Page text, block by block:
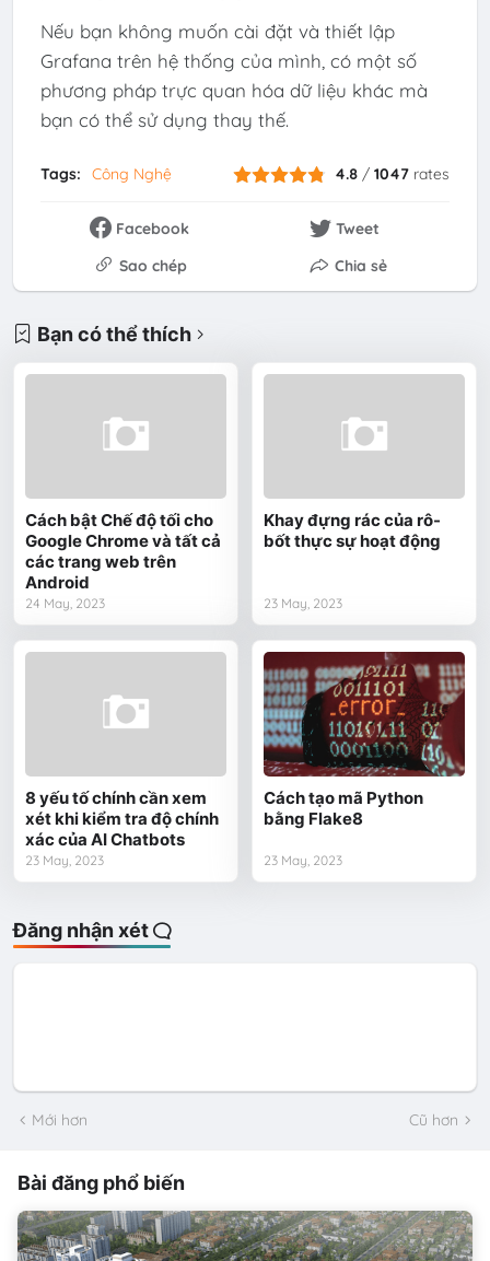
Nếu bạn không muốn cài đặt và thiết lập
Grafana trên hệ thống của mình, có một số
phương pháp trực quan hóa dữ liệu khác mà
bạn có thể sử dụng thay thế.
Tags: Công Nghệ 4.8 /1047 rates
Facebook
Tweet
Sao chép
Chia sẻ
Bạn có thể thích
Cách bật Chế độ tối cho
Google Chrome và tất cả
các trang web trên
Android
24 May, 2023
Khay đựng rác của rô-
bốt thực sự hoạt động
23 May, 2023
8 yếu tố chính cần xem
xét khi kiểm tra độ chính
xác của AI Chatbots
23 May, 2023
Cách tạo mã Python
bằng Flake8
23 May, 2023
Đăng nhận xét
Mới hơn Cũ hơn
Bài đăng phổ biến